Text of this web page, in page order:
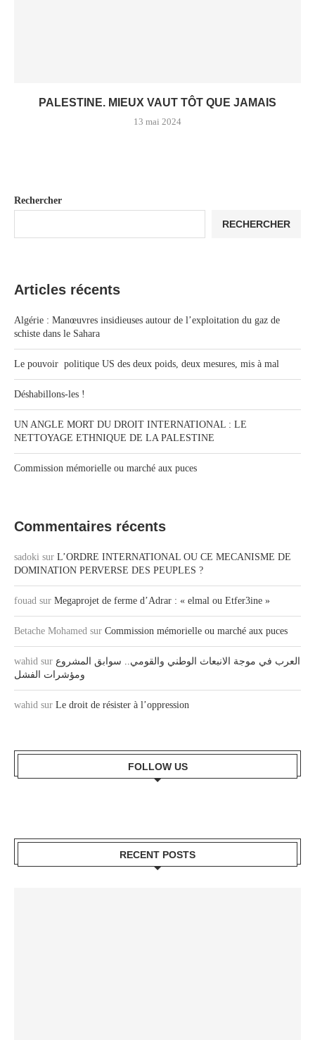
PALESTINE. MIEUX VAUT TÔT QUE JAMAIS
13 mai 2024
Rechercher
RECHERCHER
Articles récents
Algérie : Manœuvres insidieuses autour de l’exploitation du gaz de
schiste dans le Sahara
Le pouvoir politique US des deux poids, deux mesures, mis à mal
Déshabillons-les !
UN ANGLE MORT DU DROIT INTERNATIONAL : LE
NETTOYAGE ETHNIQUE DE LA PALESTINE
Commission mémorielle ou marché aux puces
Commentaires récents
sadoki sur L’ORDRE INTERNATIONAL OU CE MECANISME DE
DOMINATION PERVERSE DES PEUPLES ?
fouad sur Megaprojet de ferme d’Adrar : « elmal ou Etfer3ine »
Betache Mohamed sur Commission mémorielle ou marché aux puces
wahid sur العرب في موجة الانبعاث الوطني والقومي.. سوابق المشروع
ومؤشرات الفشل
wahid sur Le droit de résister à l’oppression
FOLLOW US
RECENT POSTS